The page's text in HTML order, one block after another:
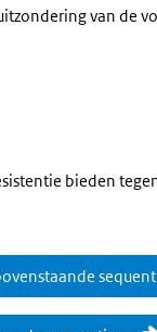
van de
bieden